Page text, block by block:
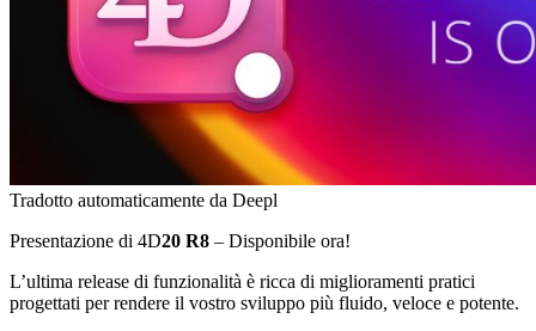
Tradotto automaticamente da Deepl
Presentazione di 4D20 R8 – Disponibile ora!
L’ultima release di funzionalità è ricca di miglioramenti pratici
progettati per rendere il vostro sviluppo più fluido, veloce e potente.